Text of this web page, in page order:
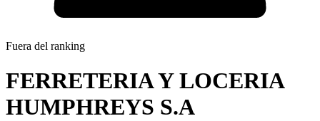
Fuera del ranking
FERRETERIA Y LOCERIA
HUMPHREYS S.A